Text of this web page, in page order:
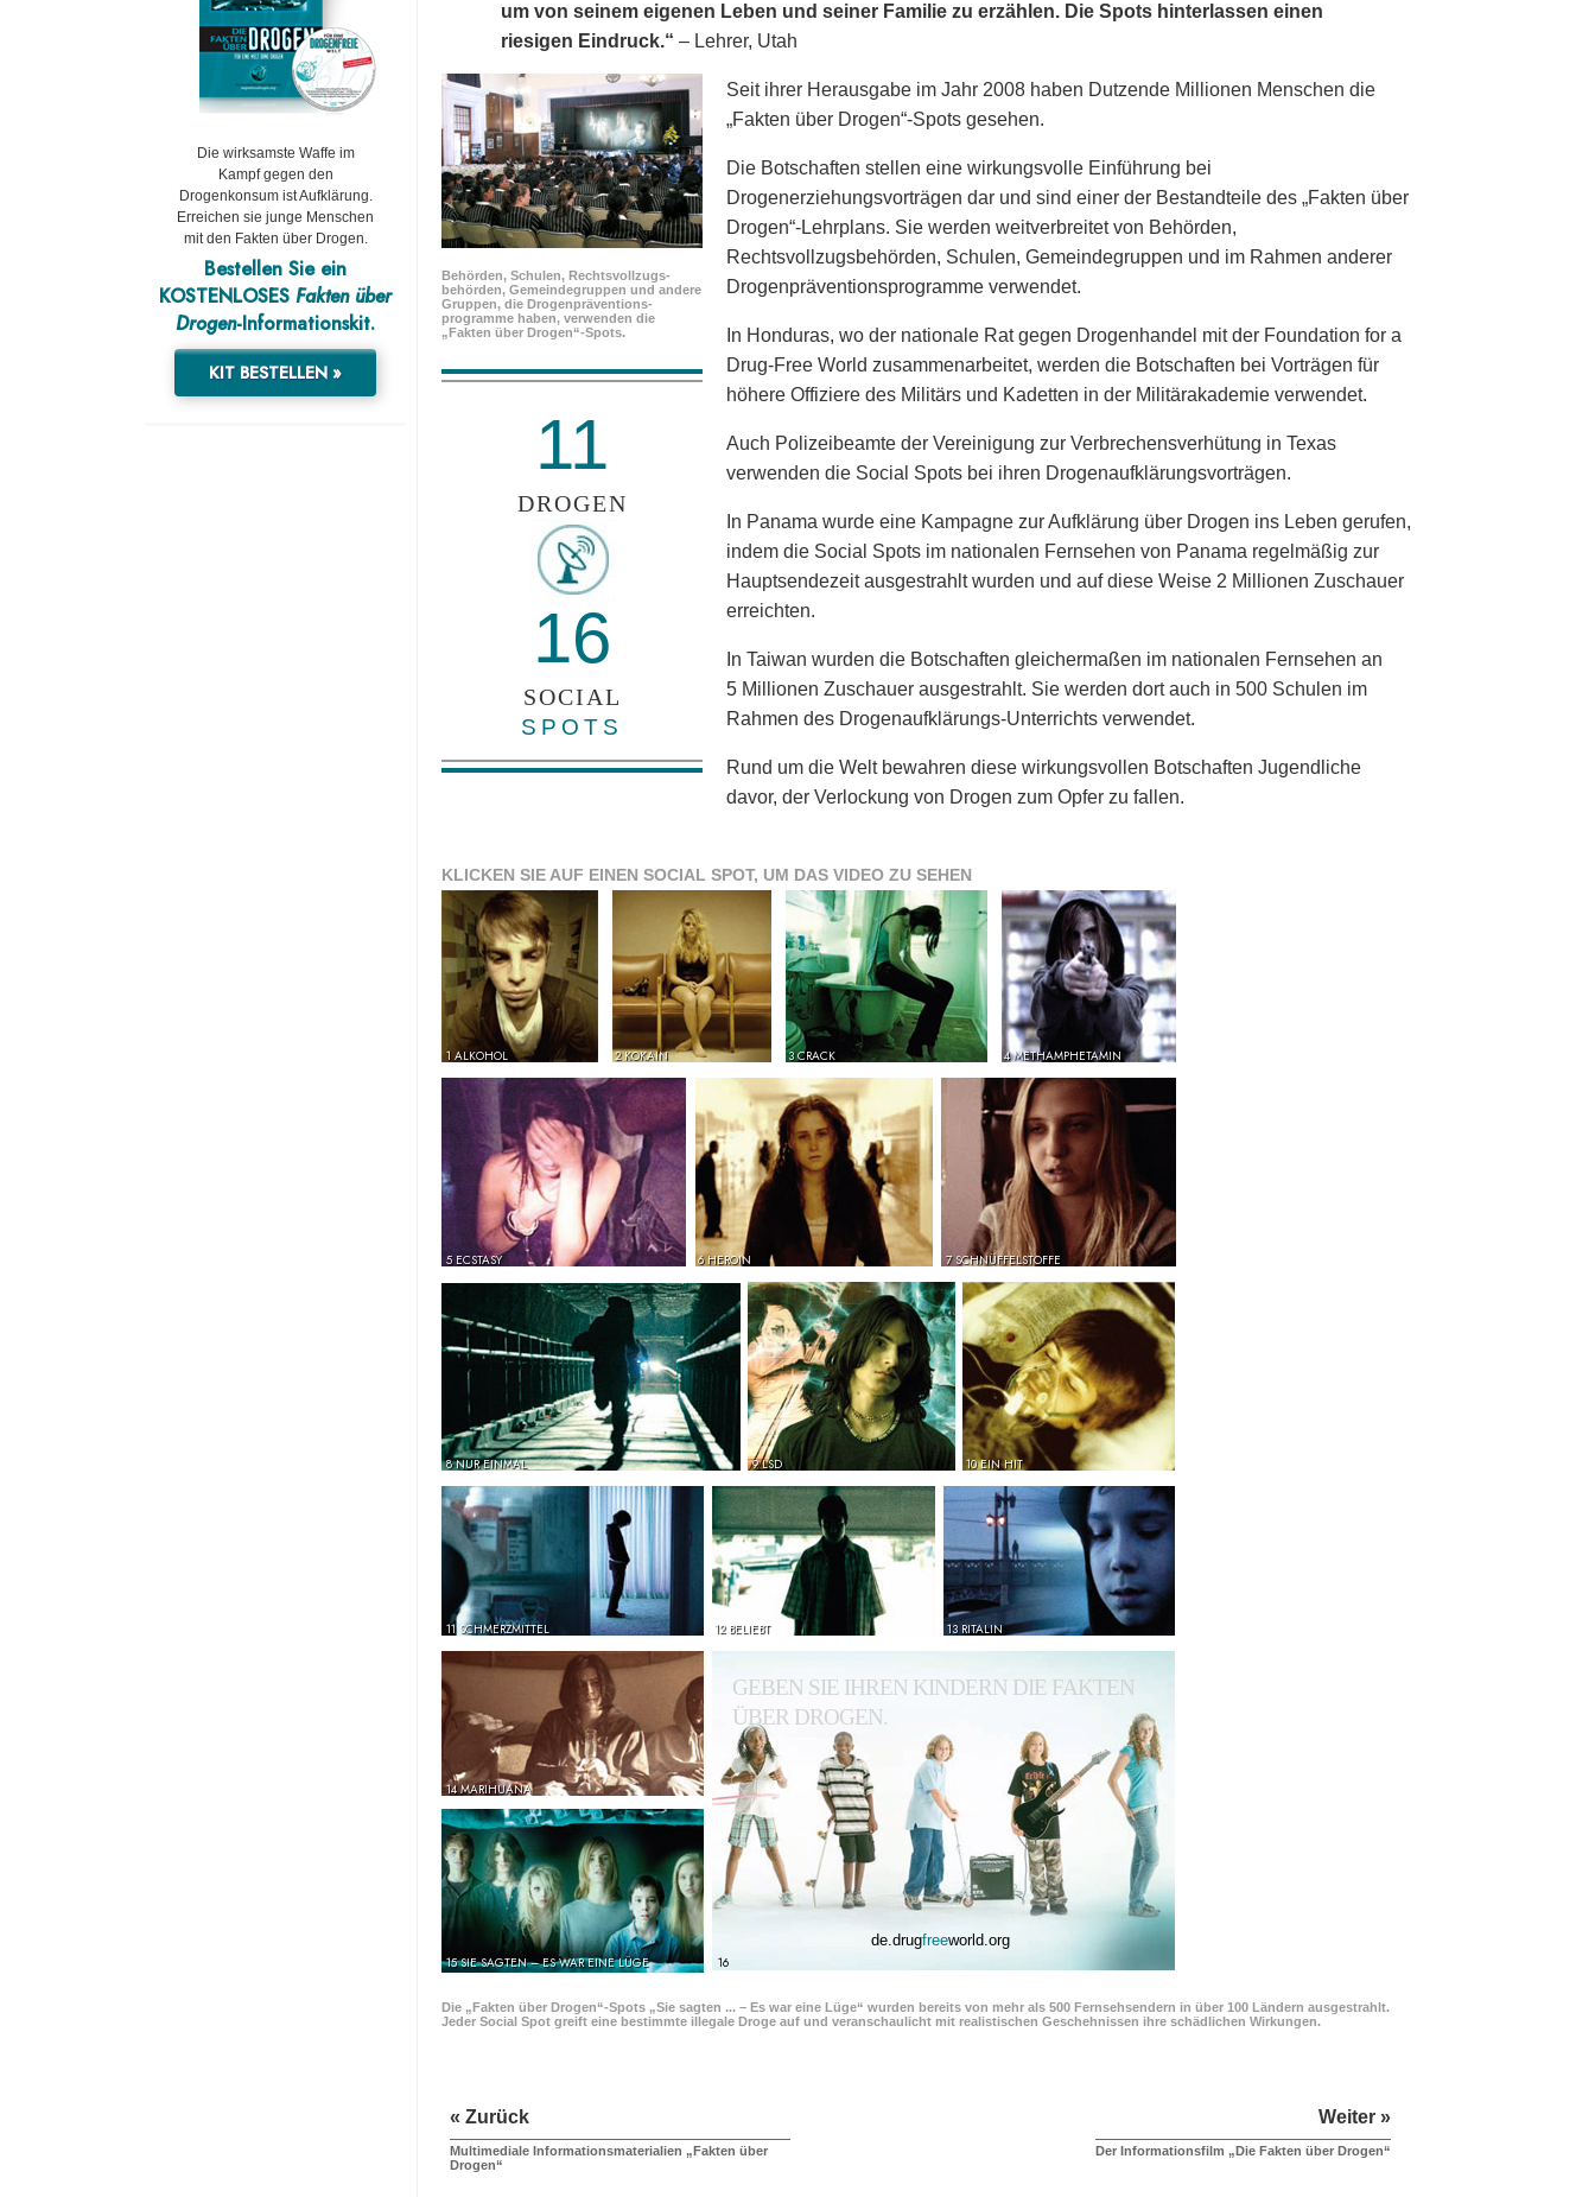
um von seinem eigenen Leben und seiner Familie zu erzählen. Die Spots hinterlassen einen
riesigen Eindruck.“ – Lehrer, Utah
Behörden, Schulen, Rechtsvollzugs­
behörden, Gemeindegruppen und andere
Gruppen, die Drogenpräventions­
programme haben, verwenden die
„Fakten über Drogen“-Spots.
11
DROGEN
16
SOCIAL
SPOTS
Seit ihrer Herausgabe im Jahr 2008 haben Dutzende Millionen Menschen die
„Fakten über Drogen“-Spots gesehen.
Die Botschaften stellen eine wirkungsvolle Einführung bei
Drogenerziehungsvorträgen dar und sind einer der Bestandteile des „Fakten über
Drogen“-Lehrplans. Sie werden weitverbreitet von Behörden,
Rechtsvollzugsbehörden, Schulen, Gemeindegruppen und im Rahmen anderer
Drogenpräventionsprogramme verwendet.
In Honduras, wo der nationale Rat gegen Drogenhandel mit der Foundation for a
Drug-Free World zusammenarbeitet, werden die Botschaften bei Vorträgen für
höhere Offiziere des Militärs und Kadetten in der Militärakademie verwendet.
Auch Polizeibeamte der Vereinigung zur Verbrechensverhütung in Texas
verwenden die Social Spots bei ihren Drogenaufklärungsvorträgen.
In Panama wurde eine Kampagne zur Aufklärung über Drogen ins Leben gerufen,
indem die Social Spots im nationalen Fernsehen von Panama regelmäßig zur
Hauptsendezeit ausgestrahlt wurden und auf diese Weise 2 Millionen Zuschauer
erreichten.
In Taiwan wurden die Botschaften gleichermaßen im nationalen Fernsehen an
5 Millionen Zuschauer ausgestrahlt. Sie werden dort auch in 500 Schulen im
Rahmen des Drogenaufklärungs-Unterrichts verwendet.
Rund um die Welt bewahren diese wirkungsvollen Botschaften Jugendliche
davor, der Verlockung von Drogen zum Opfer zu fallen.
KLICKEN SIE AUF EINEN SOCIAL SPOT, UM DAS VIDEO ZU SEHEN
1 ALKOHOL 2 KOKAIN 3 CRACK 4 METHAMPHETAMIN
5 ECSTASY 6 HEROIN 7 SCHNÜFFELSTOFFE
8 NUR EINMAL 9 LSD 10 EIN HIT
11 SCHMERZMITTEL 12 BELIEBT 13 RITALIN
14 MARIHUANA
15 SIE SAGTEN – ES WAR EINE LÜGE 16
GEBEN SIE IHREN KINDERN DIE FAKTEN
ÜBER DROGEN.
de.drugfreeworld.org
Die „Fakten über Drogen“-Spots „Sie sagten ... – Es war eine Lüge“ wurden bereits von mehr als 500 Fernsehsendern in über 100 Ländern ausgestrahlt.
Jeder Social Spot greift eine bestimmte illegale Droge auf und veranschaulicht mit realistischen Geschehnissen ihre schädlichen Wirkungen.
« Zurück
Multimediale Informationsmaterialien „Fakten über
Drogen“
Weiter »
Der Informationsfilm „Die Fakten über Drogen“
Die wirksamste Waffe im
Kampf gegen den
Drogenkonsum ist Aufklärung.
Erreichen sie junge Menschen
mit den Fakten über Drogen.
Bestellen Sie ein
KOSTENLOSES Fakten über
Drogen-Informationskit.
KIT BESTELLEN »